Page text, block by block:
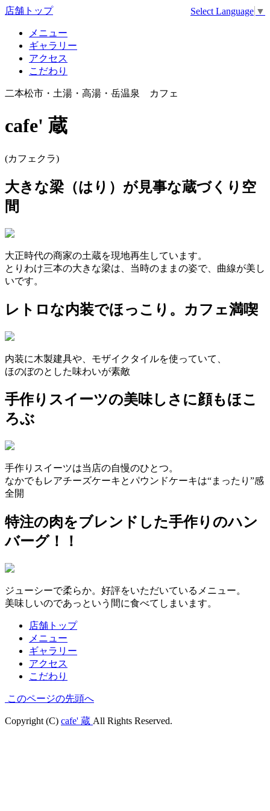
店舗トップ Select Language ▼
メニュー
ギャラリー
アクセス
こだわり
二本松市・土湯・高湯・岳温泉 カフェ
cafe' 蔵
(カフェクラ)
大きな梁（はり）が見事な蔵づくり空
間
大正時代の商家の土蔵を現地再生しています。
とりわけ三本の大きな梁は、当時のままの姿で、曲線が美し
いです。
レトロな内装でほっこり。カフェ満喫
内装に木製建具や、モザイクタイルを使っていて、
ほのぼのとした味わいが素敵
手作りスイーツの美味しさに顔もほこ
ろぶ
手作りスイーツは当店の自慢のひとつ。
なかでもレアチーズケーキとパウンドケーキは“まったり”感
全開
特注の肉をブレンドした手作りのハン
バーグ！！
ジューシーで柔らか。好評をいただいているメニュー。
美味しいのであっという間に食べてしまいます。
店舗トップ
メニュー
ギャラリー
アクセス
こだわり
このページの先頭へ
Copyright (C) cafe' 蔵 All Rights Reserved.